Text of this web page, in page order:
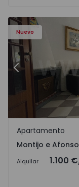
Nuevo
- 1
Apartamento T2
Anterior
Montijo e
Apartamento
Montijo e
Alquilar 1.100 €